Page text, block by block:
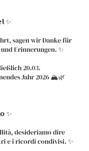
✨
sagen wir Danke für
Erinnerungen. ✨
20.03.
Jahr 2026 🏔️🌿
✨
desideriamo dire
e i ricordi condivisi. ✨